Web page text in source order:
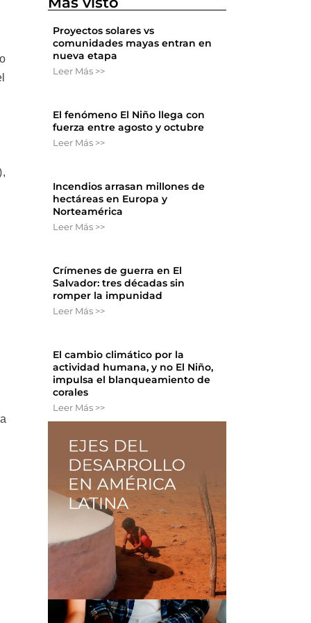
Proyectos solares vs
comunidades mayas entran en
nueva etapa
Leer Más >>
El fenómeno El Niño llega con
fuerza entre agosto y octubre
Leer Más >>
Incendios arrasan millones de
hectáreas en Europa y
Norteamérica
Leer Más >>
Crímenes de guerra en El
Salvador: tres décadas sin
romper la impunidad
Leer Más >>
El cambio climático por la
actividad humana, y no El Niño,
impulsa el blanqueamiento de
corales
Leer Más >>